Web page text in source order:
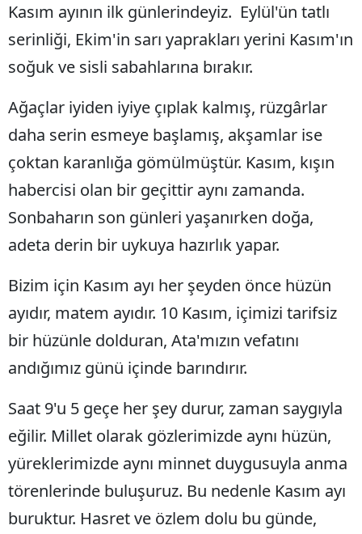
Diyarbakır
Edirne
Erzincan
Erzurum
Eskişehir
Gaziantep
Giresun
Gümüşhane
Hakkari
İstanbul
İzmir
Kars
Kasım ayının ilk günlerindeyiz. Eylül'ün tatlı
serinliği, Ekim'in sarı yaprakları yerini Kasım'ın
soğuk ve sisli sabahlarına bırakır.
Ağaçlar iyiden iyiye çıplak kalmış, rüzgârlar
daha serin esmeye başlamış, akşamlar ise
çoktan karanlığa gömülmüştür. Kasım, kışın
habercisi olan bir geçittir aynı zamanda.
Sonbaharın son günleri yaşanırken doğa,
adeta derin bir uykuya hazırlık yapar.
Bizim için Kasım ayı her şeyden önce hüzün
ayıdır, matem ayıdır. 10 Kasım, içimizi tarifsiz
bir hüzünle dolduran, Ata'mızın vefatını
andığımız günü içinde barındırır.
Saat 9'u 5 geçe her şey durur, zaman saygıyla
eğilir. Millet olarak gözlerimizde aynı hüzün,
yüreklerimizde aynı minnet duygusuyla anma
törenlerinde buluşuruz. Bu nedenle Kasım ayı
buruktur. Hasret ve özlem dolu bu günde,